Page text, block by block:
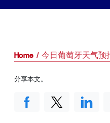
Home 今日葡萄牙天气预
分享本文。